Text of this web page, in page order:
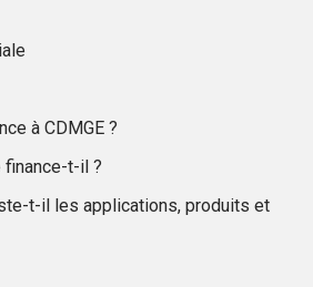
à CDMGE ?
finance-t-il ?
t-il les applications, produits et